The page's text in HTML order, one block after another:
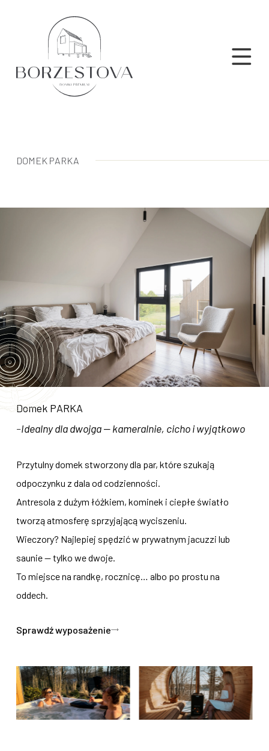
DOMEK PARKA
Domek PARKA
–Idealny dla dwojga — kameralnie, cicho i wyjątkowo
Przytulny domek stworzony dla par, które szukają
odpoczynku z dala od codzienności.
Antresola z dużym łóżkiem, kominek i ciepłe światło
tworzą atmosferę sprzyjającą wyciszeniu.
Wieczory? Najlepiej spędzić w prywatnym jacuzzi lub
saunie — tylko we dwoje.
To miejsce na randkę, rocznicę… albo po prostu na
oddech.
Sprawdź wyposażenie